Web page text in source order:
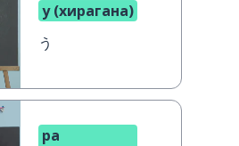
у (хирагана)
う
ра